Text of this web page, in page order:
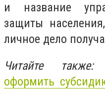
и название
защиты
личное дело
Читайте также:
оформить